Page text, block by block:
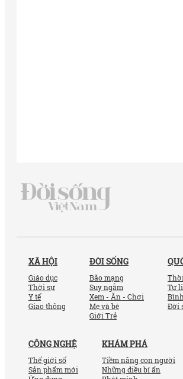
XÃ HỘI
Giáo dục
Thời sự
Y tế
Giao thông
ĐỜI SỐNG
Bão mạng
Suy ngẫm
Xem - Ăn - Chơi
Mẹ và bé
Giới Trẻ
Tư
Đời
CÔNG NGHỆ
Thế giới số
Sản phẩm mới
KHÁM PHÁ
Tiềm năng con người
Những điều bí ẩn